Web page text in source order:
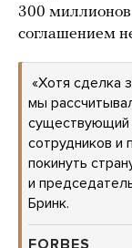
300 миллионов
соглашением
«Хотя сделка
мы
существующий
сотрудников и
покинуть
и
Бринк.
FORBES